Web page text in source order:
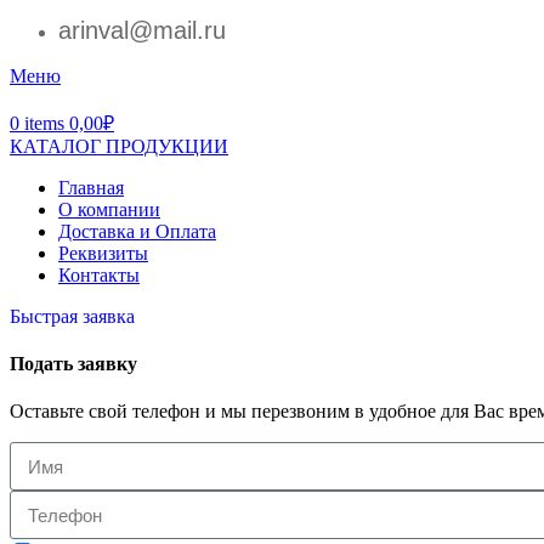
arinval@mail.ru
Меню
0 items 0,00₽
КАТАЛОГ ПРОДУКЦИИ
Главная
О компании
Доставка и Оплата
Реквизиты
Контакты
Быстрая заявка
Подать заявку
Оставьте свой телефон и мы перезвоним в удобное для Вас